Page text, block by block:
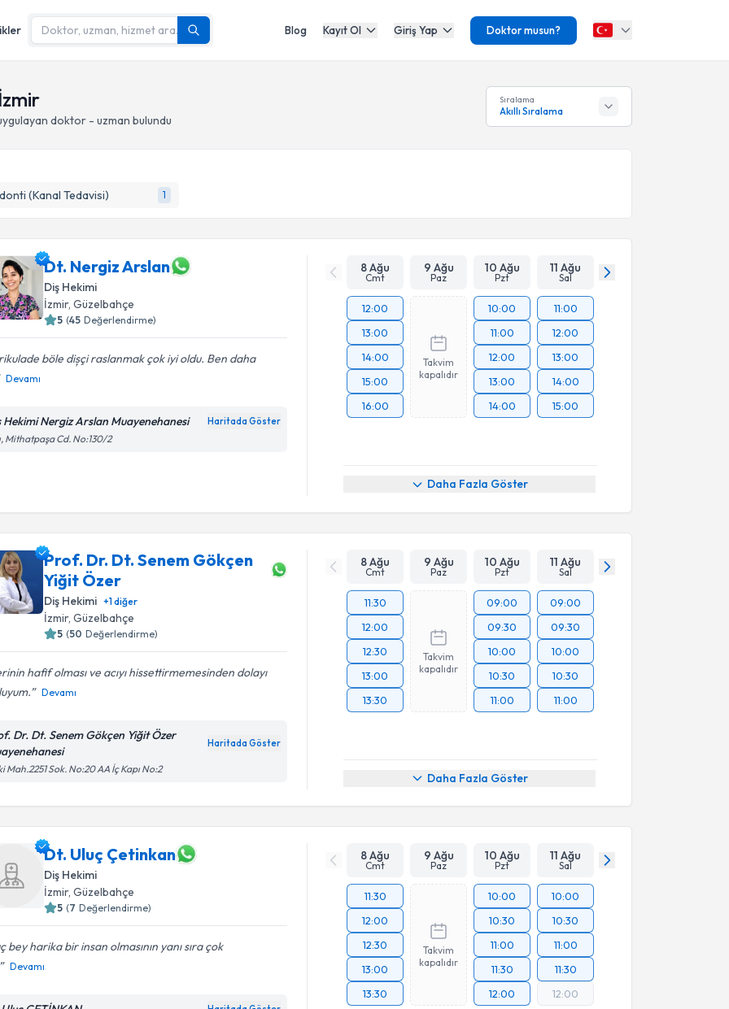
Blog Kayıt Ol Giriş Yap Doktor musun?
doktor - uzman bulundu
Sıralama
Akıllı Sıralama
(Kanal Tedavisi) 1
Dt. Nergiz Arslan
Diş Hekimi
İzmir, Güzelbahçe
5 (45 Değerlendirme)
böle dișçi raslanmak çok iyi oldu. Ben daha
Devamı
Hekimi Nergiz Arslan Muayenehanesi Haritada Göster
Mithatpaşa Cd. No:130/2
8 Ağu
Cmt
9 Ağu
Paz
10 Ağu
Pzt
11 Ağu
Sal
12:00
13:00
14:00
15:00
16:00
Takvim
kapalıdır
10:00
11:00
12:00
13:00
14:00
11:00
12:00
13:00
14:00
15:00
Daha Fazla Göster
Prof. Dr. Dt. Senem Gökçen
Yiğit Özer
Diş Hekimi +1diğer
İzmir, Güzelbahçe
5 (50 Değerlendirme)
hafif olması ve acıyı hissettirmemesinden dolayı
Devamı
Dr. Dt. Senem Gökçen Yiğit Özer
Haritada Göster
Mah.2251 Sok. No:20 AA İç Kapı No:2
8 Ağu
Cmt
9 Ağu
Paz
10 Ağu
Pzt
11 Ağu
Sal
11:30
12:00
12:30
13:00
13:30
Takvim
kapalıdır
09:00
09:30
10:00
10:30
11:00
09:00
09:30
10:00
10:30
11:00
Daha Fazla Göster
Dt. Uluç Çetinkan
Diş Hekimi
İzmir, Güzelbahçe
5 (7 Değerlendirme)
bey harika bir insan olmasının yanı sıra çok
Devamı
8 Ağu
Cmt
9 Ağu
Paz
10 Ağu
Pzt
11 Ağu
Sal
11:30
12:00
12:30
13:00
13:30
Takvim
kapalıdır
10:00
10:30
11:00
11:30
12:00
10:00
10:30
11:00
11:30
12:00